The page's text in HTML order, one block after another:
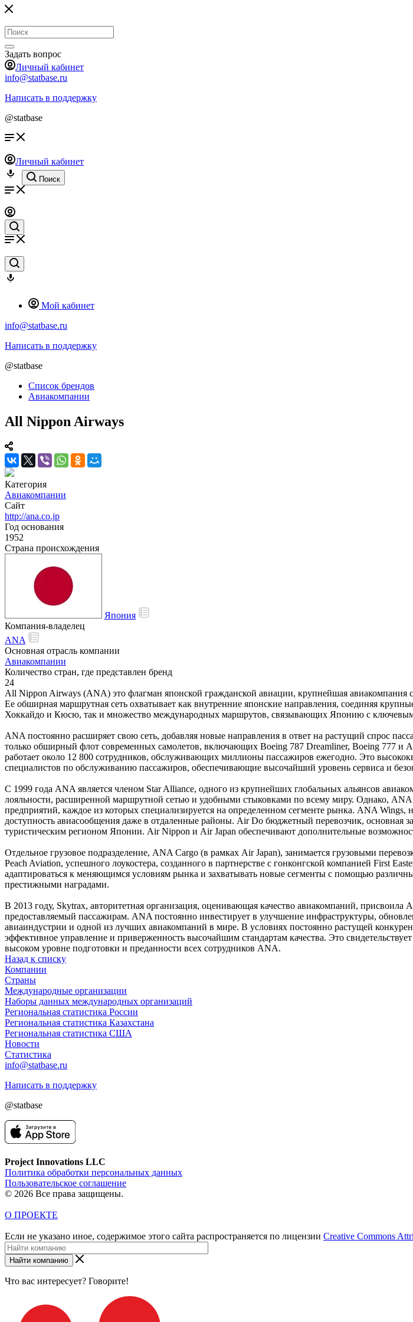
Задать вопрос
Личный кабинет
info@statbase.ru
Написать в поддержку
@statbase
Личный кабинет
Поиск
Мой кабинет
info@statbase.ru
Написать в поддержку
@statbase
Список брендов
Авиакомпании
All Nippon Airways
Категория
Авиакомпании
Сайт
http://ana.co.jp
Год основания
1952
Страна происхождения
Япония
Компания-владелец
ANA
Основная отрасль компании
Авиакомпании
Количество стран, где представлен бренд
24
All Nippon Airways (ANA) это флагман японской гражданской авиации, крупнейшая
Ее обширная маршрутная сеть охватывает как внутренние японские направления, соединяя
Хоккайдо и Кюсю, так и множество международных маршрутов, связывающих Японию с
ANA постоянно расширяет свою сеть, добавляя новые направления в ответ на растущий спрос
только обширный флот современных самолетов, включающих Boeing 787 Dreamliner, Boeing 777
работает около 12 800 сотрудников, обслуживающих миллионы пассажиров ежегодно. Это
специалистов по обслуживанию пассажиров, обеспечивающие высочайший уровень сервиса и
С 1999 года ANA является членом Star Alliance, одного из крупнейших глобальных альянсов
лояльности, расширенной маршрутной сетью и удобными стыковками по всему миру. Однако,
предприятий, каждое из которых специализируется на определенном сегменте рынка. ANA
доступность авиасообщения даже в отдаленные районы. Air Do бюджетный перевозчик, основная
туристическим регионом Японии. Air Nippon и Air Japan обеспечивают дополнительные
Отдельное грузовое подразделение, ANA Cargo (в рамках Air Japan), занимается грузовыми
Peach Aviation, успешного лоукостера, созданного в партнерстве с гонконгской компанией First
адаптироваться к меняющимся условиям рынка и захватывать новые сегменты с помощью
престижными наградами.
В 2013 году, Skytrax, авторитетная организация, оценивающая качество авиакомпаний,
предоставляемый пассажирам. ANA постоянно инвестирует в улучшение инфраструктуры,
авиаиндустрии и одной из лучших авиакомпаний в мире. В условиях постоянно растущей
эффективное управление и приверженность высочайшим стандартам качества. Это
высоком уровне подготовки и преданности всех сотрудников ANA.
Назад к списку
Компании
Страны
Международные организации
Наборы данных международных организаций
Региональная статистика России
Региональная статистика Казахстана
Региональная статистика США
Новости
Статистика
info@statbase.ru
Написать в поддержку
@statbase
Project Innovations LLC
Политика обработки персональных данных
Пользовательское соглашение
© 2026 Все права защищены.
О ПРОЕКТЕ
Если не указано иное, содержимое этого сайта распространяется по лицензии Creative Commons
Найти компанию
Что вас интересует? Говорите!